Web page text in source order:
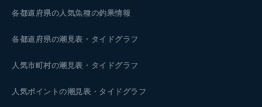
各都道府県の人気魚種の釣果情報
各都道府県の潮見表 ・タイドグラフ
人気市町村の潮見表・タイドグラフ
人気ポイントの潮見表・タイドグラフ